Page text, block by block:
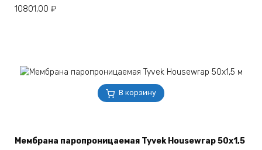
10801,00 ₽
В корзину
Мембрана паропроницаемая Tyvek Housewrap 50х1,5